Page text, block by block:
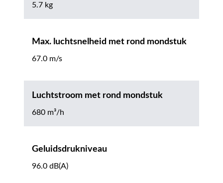
5.7 kg
Max. luchtsnelheid met rond mondstuk
67.0 m/s
Luchtstroom met rond mondstuk
680 m³/h
Geluidsdrukniveau
96.0 dB(A)